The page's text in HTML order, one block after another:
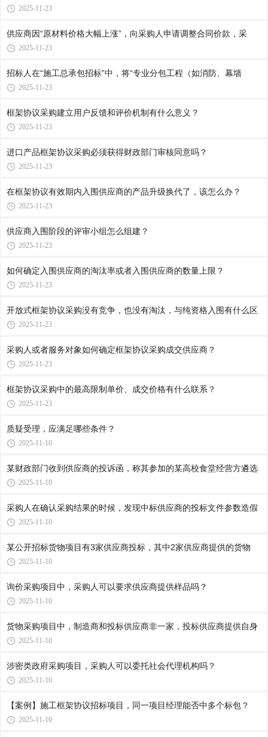
2025-11-23
供应商因“原材料价格大幅上涨”，向采购人申请调整合同价款，采
2025-11-23
招标人在“施工总承包招标”中，将“专业分包工程（如消防、幕墙
2025-11-23
框架协议采购建立用户反馈和评价机制有什么意义？
2025-11-23
进口产品框架协议采购必须获得财政部门审核同意吗？
2025-11-23
在框架协议有效期内入围供应商的产品升级换代了，该怎么办？
2025-11-23
供应商入围阶段的评审小组怎么组建？
2025-11-23
如何确定入围供应商的淘汰率或者入围供应商的数量上限？
2025-11-23
开放式框架协议采购没有竞争，也没有淘汰，与纯资格入围有什么区
2025-11-23
采购人或者服务对象如何确定框架协议采购成交供应商？
2025-11-23
框架协议采购中的最高限制单价、成交价格有什么联系？
2025-11-23
质疑受理，应满足哪些条件？
2025-11-10
某财政部门收到供应商的投诉函，称其参加的某高校食堂经营方遴选
2025-11-10
采购人在确认采购结果的时候，发现中标供应商的投标文件参数造假
2025-11-10
某公开招标货物项目有3家供应商投标，其中2家供应商提供的货物
2025-11-10
询价采购项目中，采购人可以要求供应商提供样品吗？
2025-11-10
货物采购项目中，制造商和投标供应商非一家，投标供应商提供自身
2025-11-10
涉密类政府采购项目，采购人可以委托社会代理机构吗？
2025-11-10
【案例】施工框架协议招标项目，同一项目经理能否中多个标包？
2025-11-10